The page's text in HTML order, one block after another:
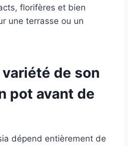
florifères et bien
une terrasse ou un
de son
pot avant de
dépend entièrement de